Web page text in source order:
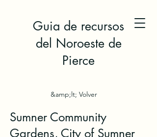
Guia de recursos
del Noroeste de
Pierce
&amp;lt; Volver
Sumner Community
Gardens, City of Sumner